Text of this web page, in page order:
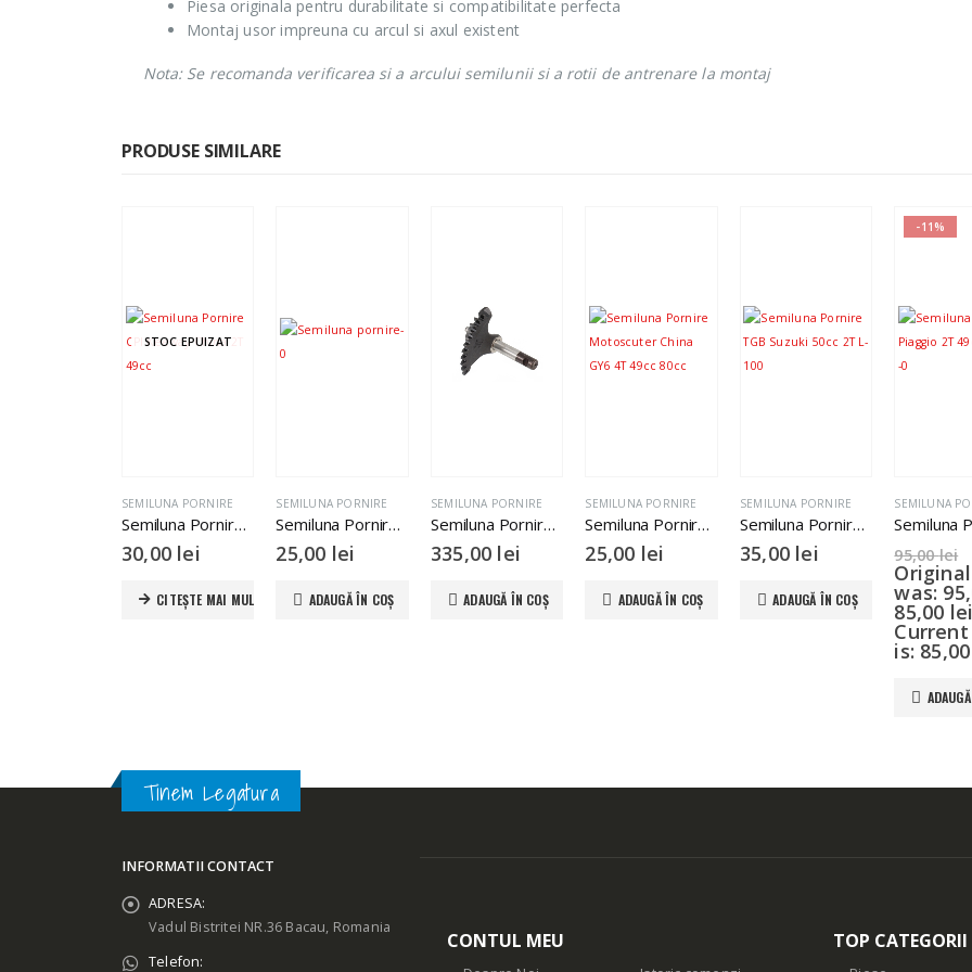
Piesa originala pentru durabilitate si compatibilitate perfecta
Montaj usor impreuna cu arcul si axul existent
Nota: Se recomanda verificarea si a arcului semilunii si a rotii de antrenare la montaj
PRODUSE SIMILARE
STOC EPUIZAT
SEMILUNA PORNIRE
Semiluna Pornire CPI Keeway China 2T 49cc
30,00 lei
CITEȘTE MAI MULT
SEMILUNA PORNIRE
Semiluna Pornire Scuter Boatian Jonway First Bike GY6 4T 49cc 80cc
25,00 lei
ADAUGĂ ÎN COȘ
SEMILUNA PORNIRE
Semiluna Pornire Piaggio Vespa Px 125 150 200cc
335,00 lei
ADAUGĂ ÎN COȘ
SEMILUNA PORNIRE
Semiluna Pornire Motoscuter China GY6 4T 49cc 80cc
25,00 lei
ADAUGĂ ÎN COȘ
SEMILUNA PORNIRE
Semiluna Pornire TGB Suzuki 50cc 2T L-100
35,00 lei
ADAUGĂ ÎN COȘ
-11%
SEMILUNA
95,00lei
was:
85,00 lei
is:
Tinem Legatura
INFORMATII CONTACT
ADRESA:
Vadul Bistritei NR.36 Bacau, Romania
Telefon:
CONTUL MEU TOP CATEGORII